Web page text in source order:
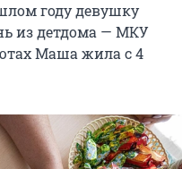
году девушку
из детдома — МКУ
Маша жила с 4